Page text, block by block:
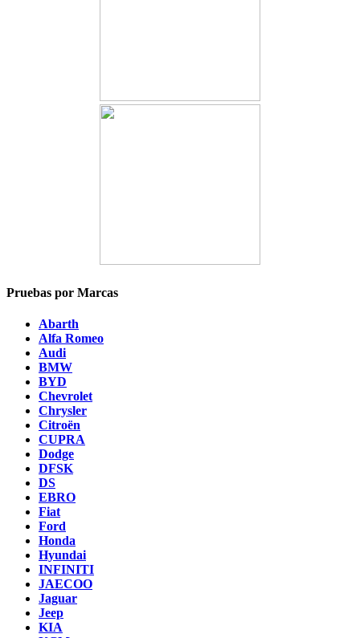
Pruebas por Marcas
Abarth
Alfa Romeo
Audi
BMW
BYD
Chevrolet
Chrysler
Citroën
CUPRA
Dodge
DFSK
DS
EBRO
Fiat
Ford
Honda
Hyundai
INFINITI
JAECOO
Jaguar
Jeep
KIA